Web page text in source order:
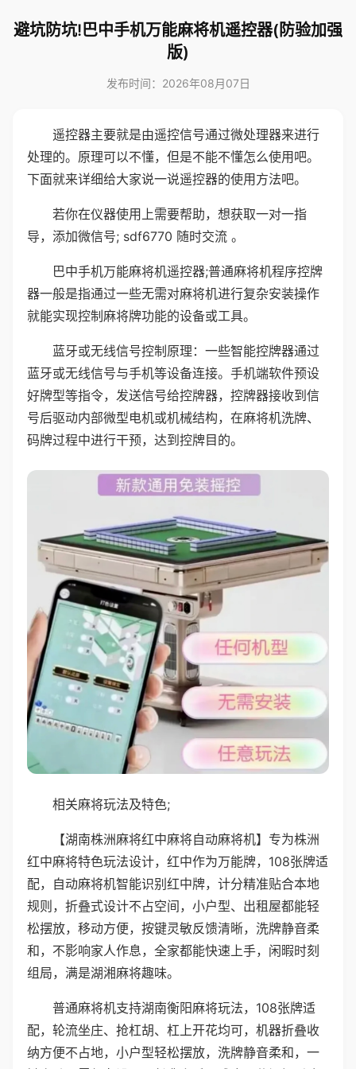
避坑防坑!巴中手机万能麻将机遥控器(防验加强
版)
发布时间：2026年08月07日
遥控器主要就是由遥控信号通过微处理器来进行
处理的。原理可以不懂，但是不能不懂怎么使用吧。
下面就来详细给大家说一说遥控器的使用方法吧。
若你在仪器使用上需要帮助，想获取一对一指
导，添加微信号; sdf6770 随时交流 。
巴中手机万能麻将机遥控器;普通麻将机程序控牌
器一般是指通过一些无需对麻将机进行复杂安装操作
就能实现控制麻将牌功能的设备或工具。
蓝牙或无线信号控制原理：一些智能控牌器通过
蓝牙或无线信号与手机等设备连接。手机端软件预设
好牌型等指令，发送信号给控牌器，控牌器接收到信
号后驱动内部微型电机或机械结构，在麻将机洗牌、
码牌过程中进行干预，达到控牌目的。
相关麻将玩法及特色;
【湖南株洲麻将红中麻将自动麻将机】专为株洲
红中麻将特色玩法设计，红中作为万能牌，108张牌适
配，自动麻将机智能识别红中牌，计分精准贴合本地
规则，折叠式设计不占空间，小户型、出租屋都能轻
松摆放，移动方便，按键灵敏反馈清晰，洗牌静音柔
和，不影响家人作息，全家都能快速上手，闲暇时刻
组局，满是湖湘麻将趣味。
普通麻将机支持湖南衡阳麻将玩法，108张牌适
配，轮流坐庄、抢杠胡、杠上开花均可，机器折叠收
纳方便不占地，小户型轻松摆放，洗牌静音柔和，一